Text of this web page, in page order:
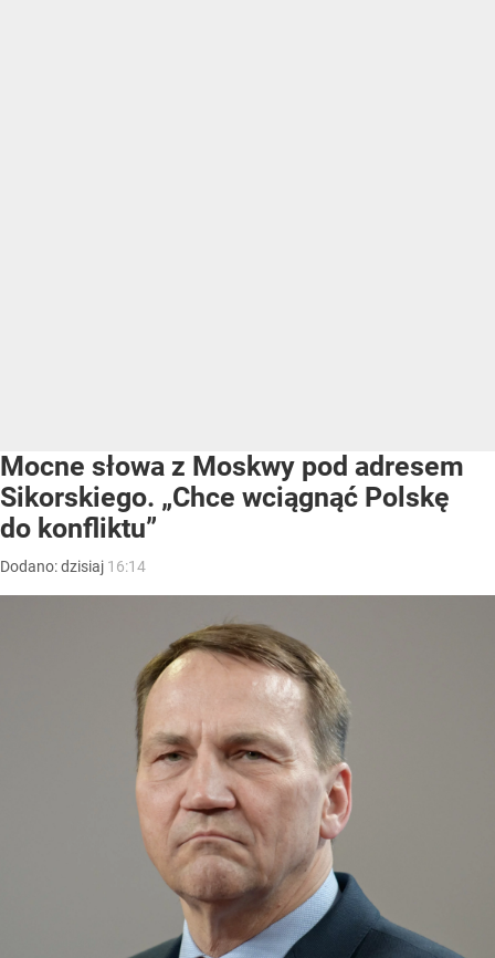
Mocne słowa z Moskwy pod adresem
Sikorskiego. „Chce wciągnąć Polskę
do konfliktu”
Dodano:dzisiaj 16:14